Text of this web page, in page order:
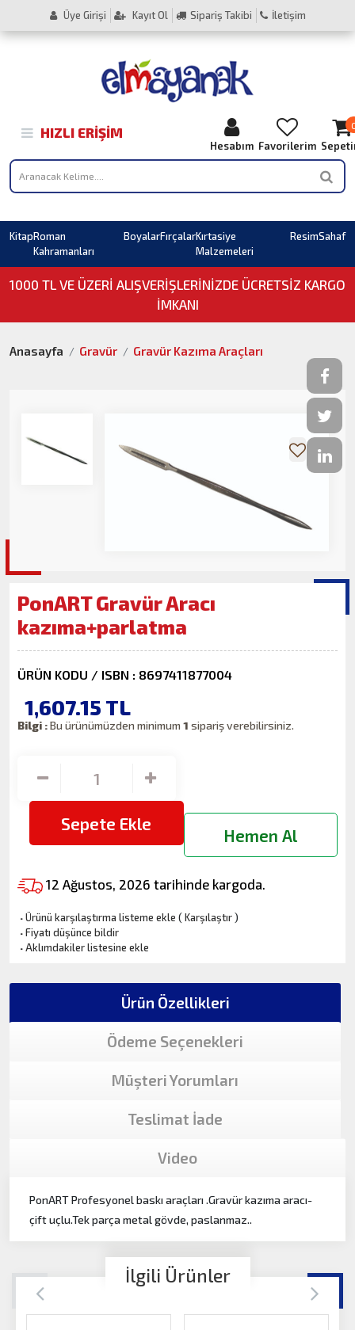
Üye Girişi Kayıt Ol Sipariş Takibi İletişim
HIZLI ERIŞIM
Hesabım Favorilerim
KitapRoman
Kahramanları
BoyalarFırçalarKırtasiye
Malzemeleri
ResimSahaf
1000 TL VE ÜZERI ALIŞVERIŞLERINIZDE ÜCRETSİZ KARGO
İMKANI
Anasayfa Gravür Gravür Kazıma Araçları
PonART Gravür Aracı
kazıma+parlatma
ÜRÜN KODU / ISBN : 8697411877004
1,607.15 TL
Bilgi :Bu ürünümüzden minimum1sipariş verebilirsiniz.
Sepete Ekle
Hemen Al
12 Ağustos, 2026 tarihinde kargoda.
·Ürünü karşılaştırma listeme ekle (Karşılaştır)
·Fiyatı düşünce bildir
·Aklımdakiler listesine ekle
Ürün Özellikleri
Ödeme Seçenekleri
Müşteri Yorumları
Teslimat İade
Video
PonART Profesyonel baskı araçları .Gravür kazıma aracı-
çift uçlu.Tek parça metal gövde, paslanmaz..
İlgili Ürünler